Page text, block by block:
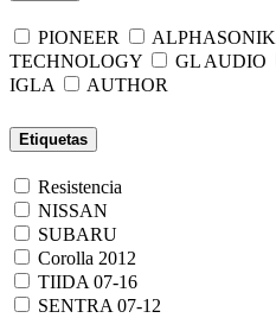
PIONEER ALPHASONIK
TECHNOLOGY
GL AUDIO
IGLA
AUTHOR
Etiquetas
Resistencia
NISSAN
SUBARU
Corolla 2012
TIIDA 07-16
SENTRA 07-12